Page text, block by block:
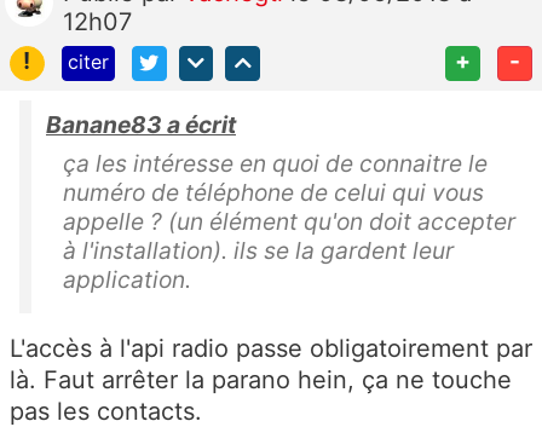
12h07
!
citer + -
Banane83 a écrit
ça les intéresse en quoi de connaitre le
numéro de téléphone de celui qui vous
appelle ? (un élément qu'on doit accepter
à l'installation). ils se la gardent leur
application.
L'accès à l'api radio passe obligatoirement par
là. Faut arrêter la parano hein, ça ne touche
pas les contacts.